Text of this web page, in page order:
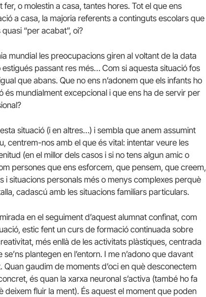
o molestin a casa, tantes hores. Tot el que ens
a casa, la majoria referents a continguts escolars que
“per acabat”, oi?
mundial les preocupacions giren al voltant de la data
estigués passant res més… Com si aquesta situació fos
que abans. Que no ens n’adonem que els infants ho
és mundialment excepcional i que ens ha de servir per
situació (i en altres…) i sembla que anem assumint
centrem-nos amb el que és vital: intentar veure les
(en el millor dels casos i si no tens algun amic o
persones que ens esforcem, que pensem, que creem,
i situacions personals més o menys complexes perquè
cadascú amb les situacions familiars particulars.
en el seguiment d’aquest alumnat confinat, com
estic fent un curs de formació continuada sobre
més enllà de les activitats plàstiques, centrada
plantegen en l’entorn. I me n’adono que davant
Quan gaudim de moments d’oci en què desconectem
és quan la xarxa neuronal s’activa (també ho fa
fluir la ment). És aquest el moment que poden